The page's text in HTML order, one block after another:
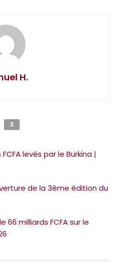
H.
3
levés par le Burkina |
de la 3ème édition du
66 milliards FCFA sur le